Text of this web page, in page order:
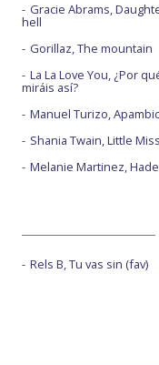
Gracie Abrams,
hell
Gorillaz, The mountain
La La Love You, ¿Por
miráis así?
Manuel Turizo,
Shania Twain, Little
Melanie Martinez,
Rels B, Tu vas sin (fav)